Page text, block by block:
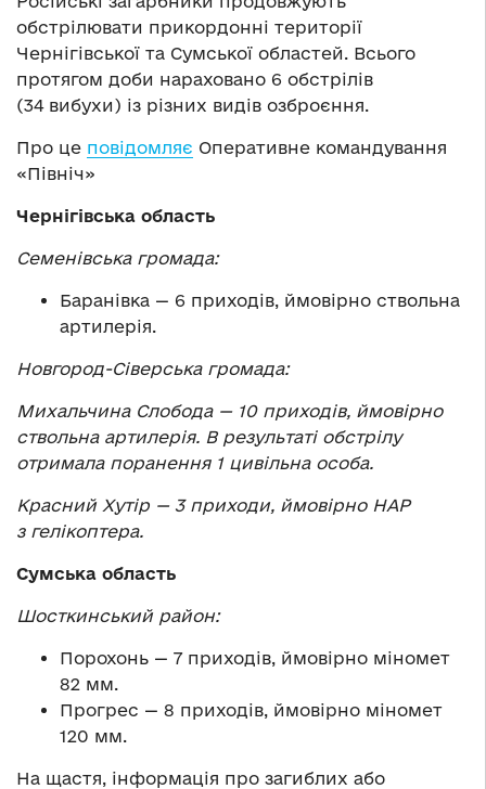
обстрілювати прикордонні території
Чернігівської та Сумської областей. Всього
протягом доби нараховано 6 обстрілів
(34 вибухи) із різних видів озброєння.
Про це повідомляє Оперативне командування
«Північ»
Чернігівська область
Семенівська громада:
Баранівка — 6 приходів, ймовірно ствольна
артилерія.
Новгород-Сіверська громада:
Михальчина Слобода — 10 приходів, ймовірно
ствольна артилерія. В результаті обстрілу
отримала поранення 1 цивільна особа.
Красний Хутір — 3 приходи, ймовірно НАР
з гелікоптера.
Сумська область
Шосткинський район:
Порохонь — 7 приходів, ймовірно міномет
82 мм.
Прогрес — 8 приходів, ймовірно міномет
120 мм.
На щастя, інформація про загиблих або